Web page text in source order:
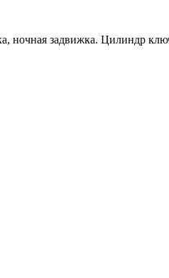
ночная задвижка. Цилиндр